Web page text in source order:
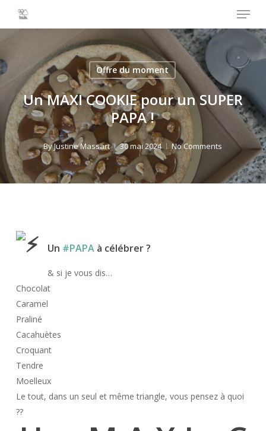
Menu
Offre du moment
Un MAXI COOKIE pour un SUPER
PAPA !
ByJustine Massart 30 mai 2024 No Comments
Un #PAPAà célébrer ?
& si je vous dis…
Chocolat
Caramel
Praliné
Cacahuètes
Croquant
Tendre
Moelleux
Le tout, dans un seul et même triangle, vous pensez à quoi
??
Close